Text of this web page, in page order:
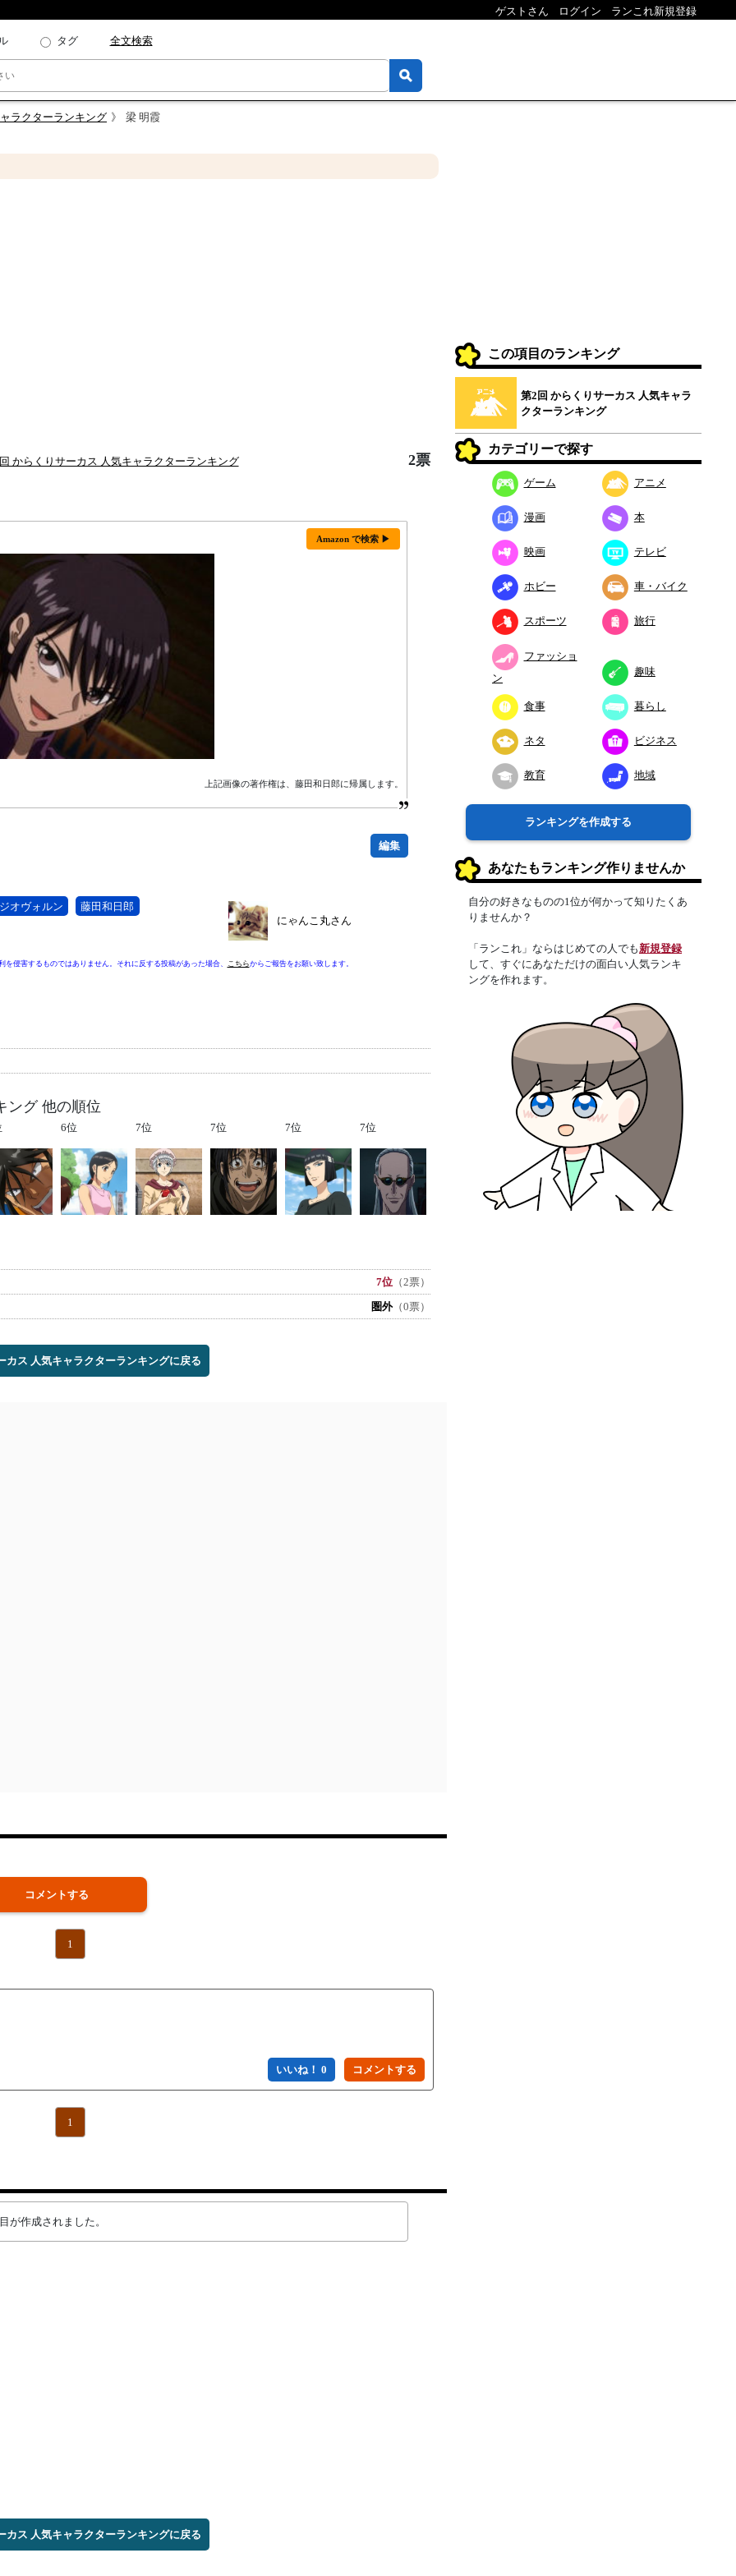
ゲストさん ログイン ランこれ新規登録
タグ 全文検索
ラクターランキング 梁 明霞
からくりサーカス 人気キャラクターランキング 2票
Amazon で検索 ▶
上記画像の著作権は、藤田和日郎に帰属します。
オヴォルン 藤田和日郎
編集
にゃんこ丸さん
侵害するものではありません。それに反する投稿があった場合、 こちらからご報告をお願い致します。
ング 他の順位
6位 7位 7位 7位 7位
7位 （2票）
圏外（0票）
カス 人気キャラクターランキングに戻る
コメントする
1
いいね！ 0
1
が作成されました。
カス 人気キャラクターランキングに戻る
この項目のランキング
第2回 からくりサーカス 人気キャラ
クターランキング
カテゴリーで探す
ゲーム アニメ
漫画 本
映画 テレビ
ホビー 車・バイク
スポーツ 旅行
ファッショ
ン
趣味
食事 暮らし
ネタ ビジネス
教育 地域
ランキングを作成する
あなたもランキング作りませんか
自分の好きなものの1位が何かって知りたくあ
りませんか？
「ランこれ」ならはじめての人でも新規登録
して、すぐにあなただけの面白い人気ランキ
ングを作れます。